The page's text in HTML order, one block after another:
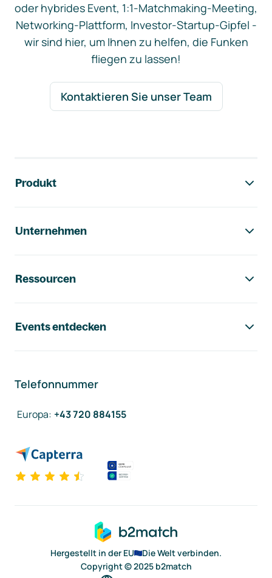
oder hybrides Event, 1:1-Matchmaking-Meeting,
Networking-Plattform, Investor-Startup-Gipfel -
wir sind hier, um Ihnen zu helfen, die Funken
fliegen zu lassen!
Kontaktieren Sie unser Team
Produkt
Unternehmen
Ressourcen
Events entdecken
Telefonnummer
Europa: +43 720 884155
Hergestellt in der EU
Die Welt verbinden.
Copyright © 2025 b2match